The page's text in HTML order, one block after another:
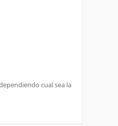
cual sea la